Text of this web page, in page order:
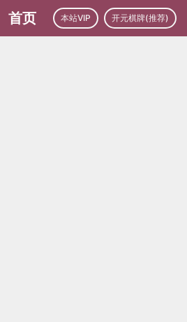
首页 本站VIP 开元棋牌(推荐)